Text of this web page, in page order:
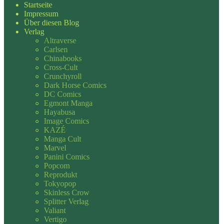
Startseite
Impressum
Über diesen Blog
Verlag
Altraverse
Carlsen
Chinabooks
Cross-Cult
Crunchyroll
Dark Horse Comics
DC Comics
Egmont Manga
Hayabusa
Image Comics
KAZÉ
Manga Cult
Marvel
Panini Comics
Popcom
Reprodukt
Tokyopop
Skinless Crow
Splitter Verlag
Valiant
Vertigo